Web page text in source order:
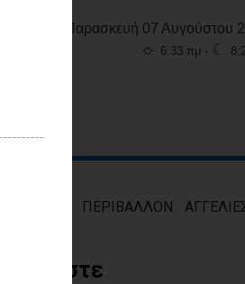
Παρασκευή 07 Αυγούστου
☼ 6:33 πμ - ☾
ΠΕΡΙΒΑΛΛΟΝ
Διαβάστε